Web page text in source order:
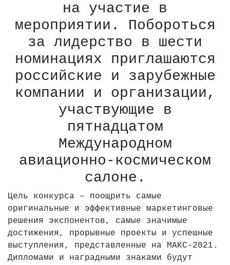
на участие в
мероприятии. Побороться
за лидерство в шести
номинациях приглашаются
российские и зарубежные
компании и организации,
участвующие в
пятнадцатом
Международном
авиационно-космическом
салоне.
Цель конкурса – поощрить самые
оригинальные и эффективные маркетинговые
решения экспонентов, самые значимые
достижения, прорывные проекты и успешные
выступления, представленные на МАКС-2021.
Дипломами и наградными знаками будут